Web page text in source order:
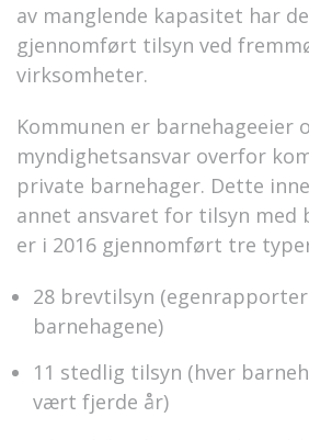
av manglende kapasitet har
gjennomført tilsyn ved
virksomheter.
Kommunen er barnehageeier
myndighetsansvar overfor
private barnehager. Dette
annet ansvaret for tilsyn med
er i 2016 gjennomført tre
28 brevtilsyn
barnehagene)
11 stedlig tilsyn (hver
vært fjerde år)